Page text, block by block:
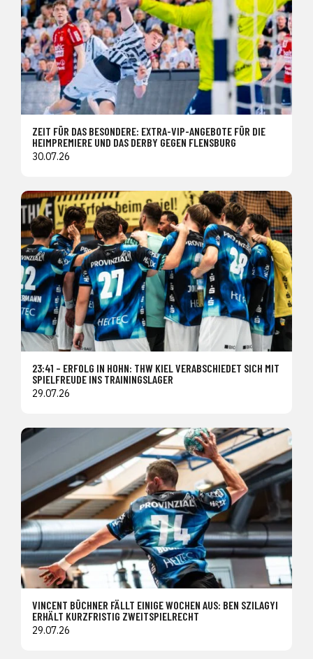
ZEIT FÜR DAS BESONDERE: EXTRA-VIP-ANGEBOTE FÜR DIE
HEIMPREMIERE UND DAS DERBY GEGEN FLENSBURG
30.07.26
23:41 – ERFOLG IN HOHN: THW KIEL VERABSCHIEDET SICH MIT
SPIELFREUDE INS TRAININGSLAGER
29.07.26
VINCENT BÜCHNER FÄLLT EINIGE WOCHEN AUS: BEN SZILAGYI
ERHÄLT KURZFRISTIG ZWEITSPIELRECHT
29.07.26